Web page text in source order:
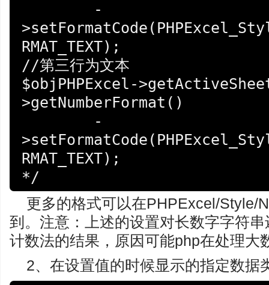
RMAT_TEXT);
//第三行为文本
$objPHPExcel-
>getNumberFormat()
RMAT_TEXT);
更多的格式可以在PHPExcel/Style/
到。注意：上述的设置对长数字字符
计数法的结果，原因可能php在处理大
2、在设置值的时候显示的指定数据